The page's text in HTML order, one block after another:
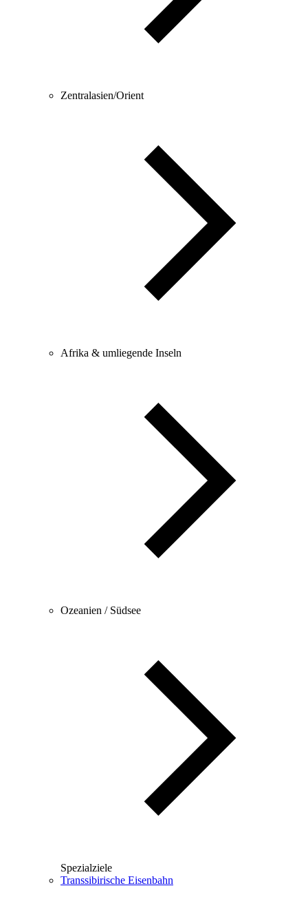
Zentralasien/Orient
Afrika & umliegende Inseln
Ozeanien / Südsee
Spezialziele
Transsibirische Eisenbahn